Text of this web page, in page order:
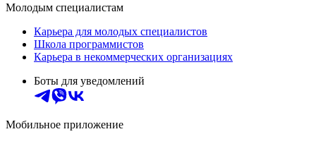
Молодым специалистам
Карьера для молодых специалистов
Школа программистов
Карьера в некоммерческих организациях
Боты для уведомлений
Мобильное приложение